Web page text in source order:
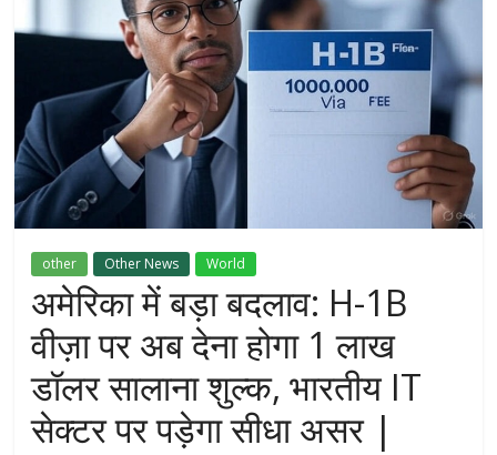
other Other News World
अमेरिका में बड़ा बदलाव: H-1B
वीज़ा पर अब देना होगा 1 लाख
डॉलर सालाना शुल्क, भारतीय IT
सेक्टर पर पड़ेगा सीधा असर |